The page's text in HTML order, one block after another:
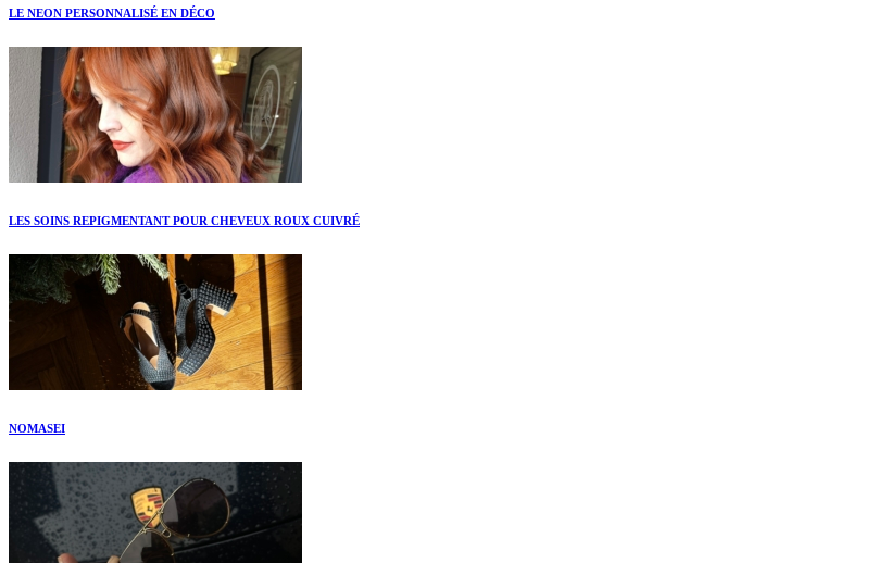
LE NEON PERSONNALISÉ EN DÉCO
LES SOINS REPIGMENTANT POUR CHEVEUX ROUX CUIVRÉ
NOMASEI